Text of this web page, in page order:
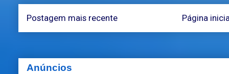
Postagem mais recente Página
Anúncios